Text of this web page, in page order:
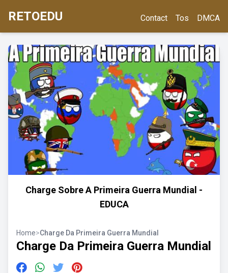
RETOEDU Contact Tos DMCA
Charge Sobre A Primeira Guerra Mundial -
EDUCA
Home>Charge Da Primeira Guerra Mundial
Charge Da Primeira Guerra Mundial